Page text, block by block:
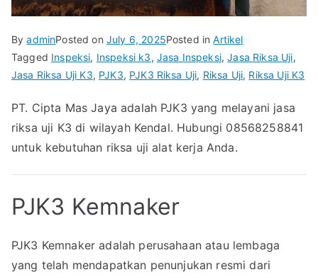
ByadminPosted on July 6, 2025Posted inArtikel
Tagged Inspeksi, Inspeksi k3, Jasa Inspeksi,Jasa Riksa Uji,
Jasa Riksa Uji K3, PJK3, PJK3 Riksa Uji, Riksa Uji, Riksa Uji K3
PT. Cipta Mas Jaya adalah PJK3 yang melayani jasa
riksa uji K3 di wilayah Kendal. Hubungi 08568258841
untuk kebutuhan riksa uji alat kerja Anda.
PJK3 Kemnaker
PJK3 Kemnaker adalah perusahaan atau lembaga
yang telah mendapatkan penunjukan resmi dari